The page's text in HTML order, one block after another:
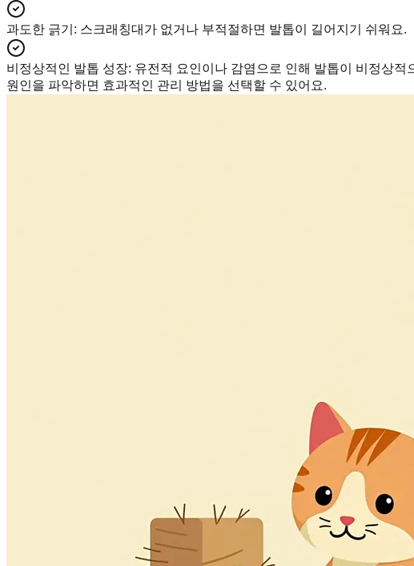
과도한 긁기 : 스크래칭대가 없거나 부적절하면 발톱이 길어지기 쉬워요.
비정상적인 발톱 성장: 유전적 요인이나 감염으로 인해 발톱이 비정상적
원인을 파악하면 효과적인 관리 방법을 선택할 수 있어요.